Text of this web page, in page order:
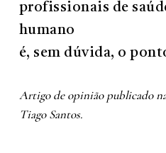
profissionais de
humano
é, sem dúvida, o
Artigo de opinião publicado
Tiago Santos.